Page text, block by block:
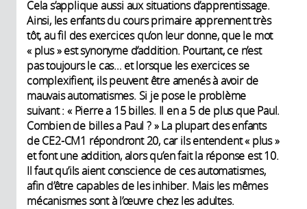
Cela s’applique aussi aux situations d’apprentissage.
Ainsi, les enfants du cours primaire apprennent très
tôt, au fil des exercices qu’on leur donne, que le mot
« plus » est synonyme d’addition. Pourtant, ce n’est
pas toujours le cas… et lorsque les exercices se
complexifient, ils peuvent être amenés à avoir de
mauvais automatismes. Si je pose le problème
suivant : « Pierre a 15 billes. Il en a 5 de plus que Paul.
Combien de billes a Paul ? » La plupart des enfants
de CE2-CM1 répondront 20, car ils entendent « plus »
et font une addition, alors qu’en fait la réponse est 10.
Il faut qu’ils aient conscience de ces automatismes,
afin d’être capables de les inhiber. Mais les mêmes
mécanismes sont à l’œuvre chez les adultes.